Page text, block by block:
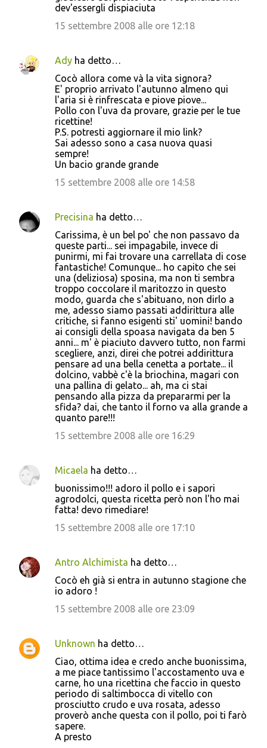
dev'essergli dispiaciuta
15 settembre 2008 alle ore 12:18
Ady ha detto…
Cocò allora come và la vita signora?
E' proprio arrivato l'autunno almeno qui
l'aria si è rinfrescata e piove piove...
Pollo con l'uva da provare, grazie per le tue
ricettine!
P.S. potresti aggiornare il mio link?
Sai adesso sono a casa nuova quasi
sempre!
Un bacio grande grande
15 settembre 2008 alle ore 14:58
Precisina ha detto…
Carissima, è un bel po' che non passavo da
queste parti... sei impagabile, invece di
punirmi, mi fai trovare una carrellata di cose
fantastiche! Comunque... ho capito che sei
una (deliziosa) sposina, ma non ti sembra
troppo coccolare il maritozzo in questo
modo, guarda che s'abituano, non dirlo a
me, adesso siamo passati addirittura alle
critiche, si fanno esigenti sti' uomini! bando
ai consigli della spoasa navigata da ben 5
anni... m' è piaciuto davvero tutto, non farmi
scegliere, anzi, direi che potrei addirittura
pensare ad una bella cenetta a portate... il
dolcino, vabbè c'è la briochina, magari con
una pallina di gelato... ah, ma ci stai
pensando alla pizza da prepararmi per la
sfida? dai, che tanto il forno va alla grande a
quanto pare!!!
15 settembre 2008 alle ore 16:29
Micaela ha detto…
buonissimo!!! adoro il pollo e i sapori
agrodolci, questa ricetta però non l'ho mai
fatta! devo rimediare!
15 settembre 2008 alle ore 17:10
Antro Alchimista ha detto…
Cocò eh già si entra in autunno stagione che
io adoro !
15 settembre 2008 alle ore 23:09
Unknown ha detto…
Ciao, ottima idea e credo anche buonissima,
a me piace tantissimo l'accostamento uva e
carne, ho una ricettina che faccio in questo
periodo di saltimbocca di vitello con
prosciutto crudo e uva rosata, adesso
proverò anche questa con il pollo, poi ti farò
sapere.
A presto